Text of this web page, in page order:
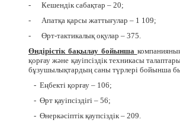
-
Кешендік сабақтар – 20;
-
Апатқа қарсы жаттығулар – 1 109;
-
Өрт-тактикалық оқулар – 375.
Өндірістік бақылау бойынша
қорғау және қауіпсіздік техникасы
бұзушылықтардың саны түрлері бойынша
- Еңбекті қорғау – 106;
- Өрт қауіпсіздігі – 56;
- Өнеркәсіптік қаупсіздік– 209.